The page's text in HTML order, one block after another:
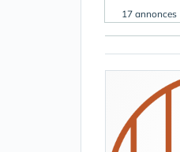
17 annonces